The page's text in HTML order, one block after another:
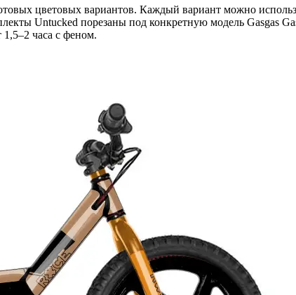
цветовых вариантов. Каждый вариант можно
Untucked порезаны под конкретную модель Gasgas
часа с феном.